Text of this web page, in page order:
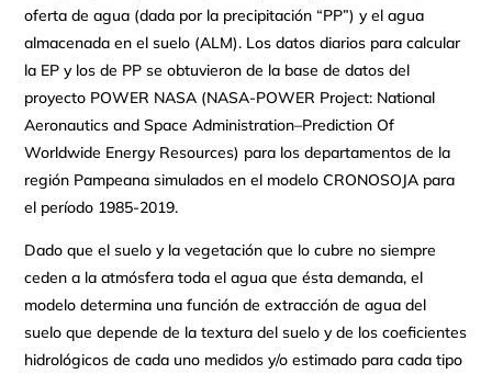
oferta de agua (dada por la precipitación “PP”) y el agua
almacenada en el suelo (ALM). Los datos diarios para calcular
la EP y los de PP se obtuvieron de la base de datos del
proyecto POWER NASA (NASA-POWER Project: National
Aeronautics and Space Administration–Prediction Of
Worldwide Energy Resources) para los departamentos de la
región Pampeana simulados en el modelo CRONOSOJA para
el período 1985-2019.
Dado que el suelo y la vegetación que lo cubre no siempre
ceden a la atmósfera toda el agua que ésta demanda, el
modelo determina una función de extracción de agua del
suelo que depende de la textura del suelo y de los coeficientes
hidrológicos de cada uno medidos y/o estimado para cada tipo